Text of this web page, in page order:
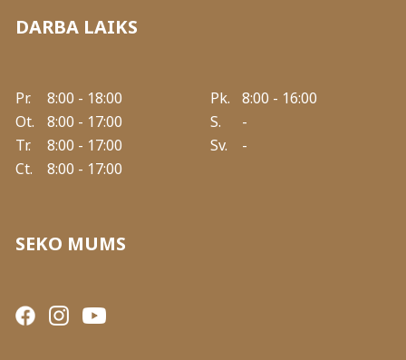
DARBA LAIKS
Pr.
8:00 - 18:00
Ot.
8:00 - 17:00
Tr.
8:00 - 17:00
Ct.
8:00 - 17:00
Pk.
8:00 - 16:00
S.
-
Sv.
-
SEKO MUMS